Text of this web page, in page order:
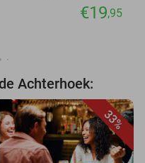
€19,95
Achterhoek:
33%